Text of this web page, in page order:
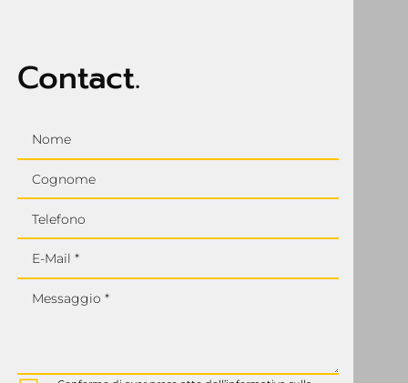
Contact.
Nome
Cognome
Telefono
E-Mail *
Messaggio *